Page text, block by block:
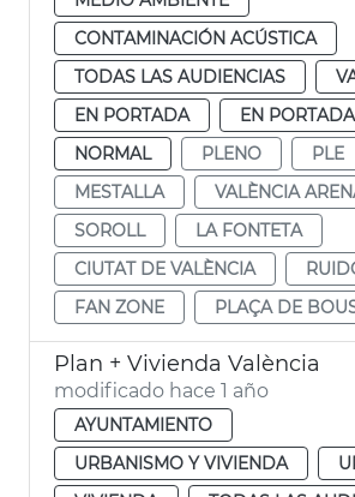
CONTAMINACIÓN ACÚSTICA
TODAS LAS AUDIENCIAS
EN PORTADA
EN
NORMAL
PLENO
PLE
MESTALLA
VALÈNCIA
SOROLL
LA FONTETA
CIUTAT DE VALÈNCIA
FAN ZONE
PLAÇA DE
Plan + Vivienda València
modificado hace 1 año
AYUNTAMIENTO
URBANISMO Y VIVIENDA